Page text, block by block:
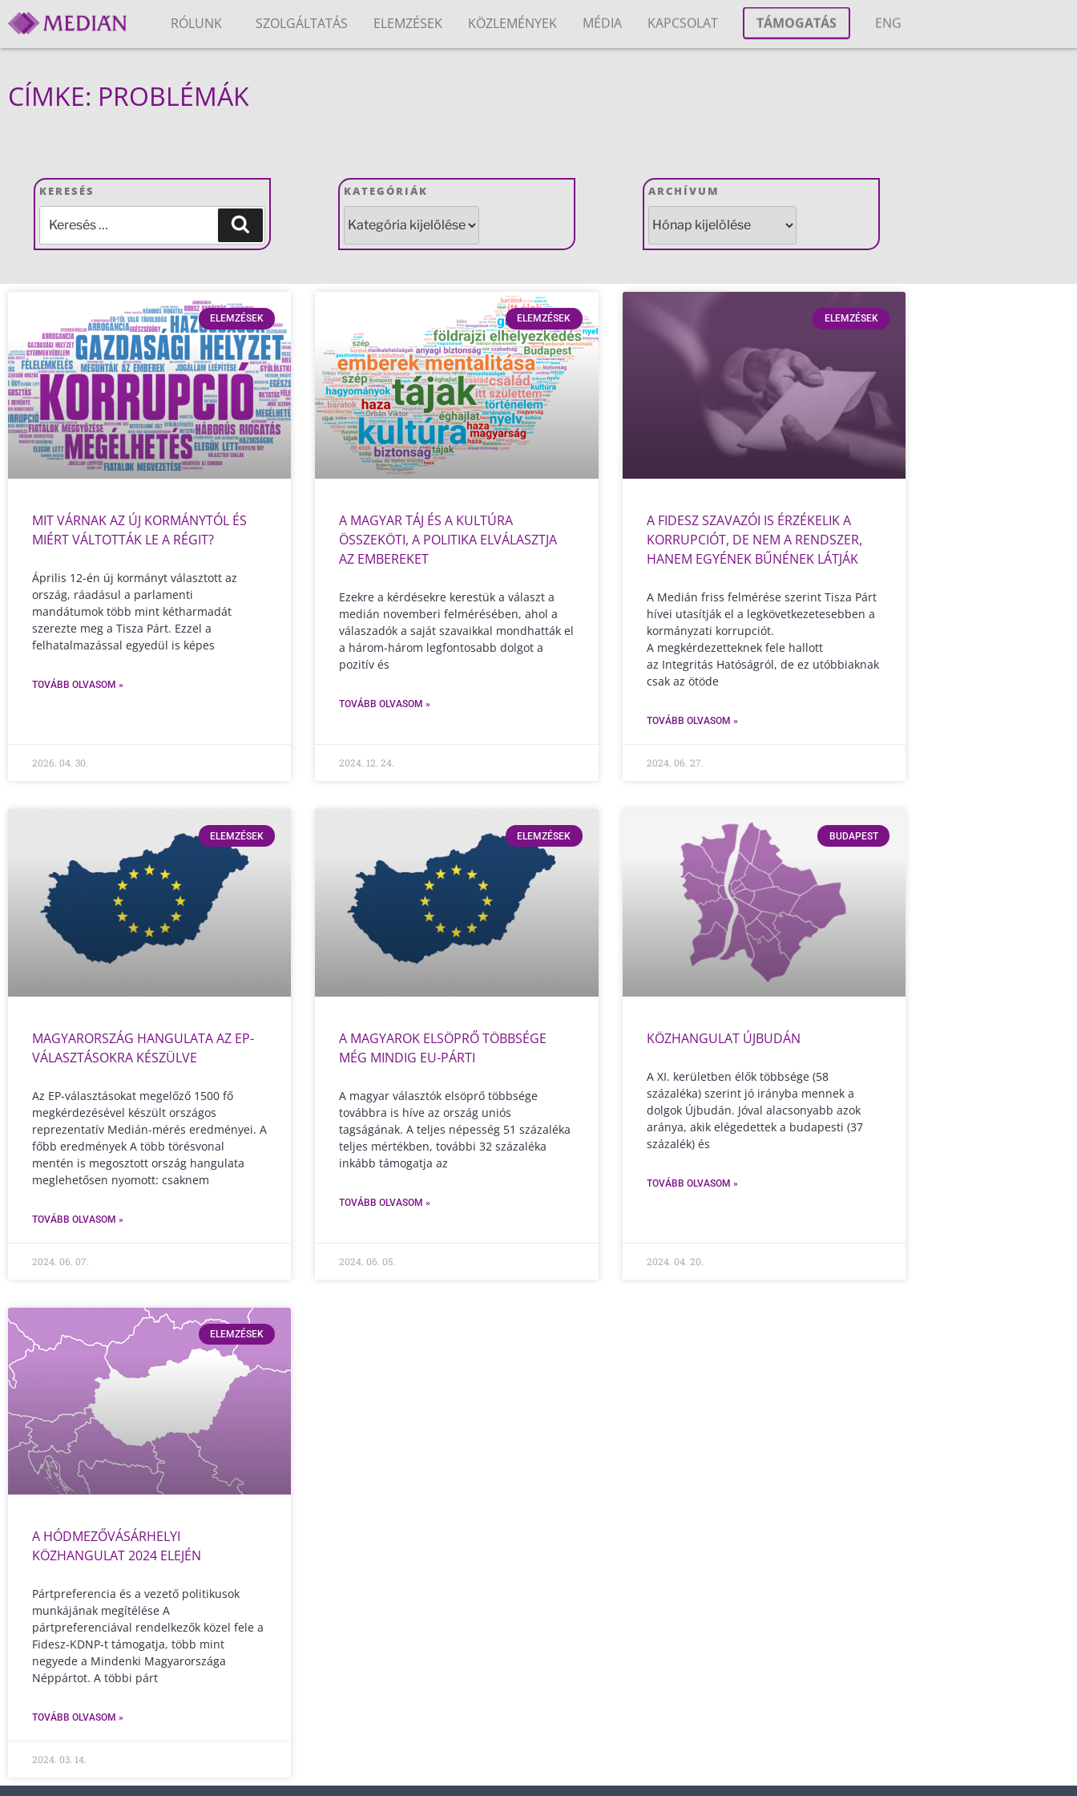
RÓLUNK SZOLGÁLTATÁS ELEMZÉSEK KÖZLEMÉNYEK MÉDIA KAPCSOLAT TÁMOGATÁS ENG
CÍMKE: PROBLÉMÁK
KERESÉS KATEGÓRIÁK ARCHÍVUM
ELEMZÉSEK
MIT VÁRNAK AZ ÚJ KORMÁNYTÓL ÉS
MIÉRT VÁLTOTTÁK LE A RÉGIT?
Április 12-én új kormányt választott az
ország, ráadásul a parlamenti
mandátumok több mint kétharmadát
szerezte meg a Tisza Párt. Ezzel a
felhatalmazással egyedül is képes
TOVÁBB OLVASOM »
2026. 04. 30.
ELEMZÉSEK
A MAGYAR TÁJ ÉS A KULTÚRA
ÖSSZEKÖTI, A POLITIKA ELVÁLASZTJA
AZ EMBEREKET
Ezekre a kérdésekre kerestük a választ a
medián novemberi felmérésében, ahol a
válaszadók a saját szavaikkal mondhatták el
a három-három legfontosabb dolgot a
pozitív és
TOVÁBB OLVASOM »
2024. 12. 24.
ELEMZÉSEK
A FIDESZ SZAVAZÓI IS ÉRZÉKELIK A
KORRUPCIÓT, DE NEM A RENDSZER,
HANEM EGYÉNEK BŰNÉNEK LÁTJÁK
A Medián friss felmérése szerint Tisza Párt
hívei utasítják el a legkövetkezetesebben a
kormányzati korrupciót.
A megkérdezetteknek fele hallott
az Integritás Hatóságról, de ez utóbbiaknak
csak az ötöde
TOVÁBB OLVASOM »
2024. 06. 27.
ELEMZÉSEK
MAGYARORSZÁG HANGULATA AZ EP-
VÁLASZTÁSOKRA KÉSZÜLVE
Az EP-választásokat megelőző 1500 fő
megkérdezésével készült országos
reprezentatív Medián-mérés eredményei. A
főbb eredmények A több törésvonal
mentén is megosztott ország hangulata
meglehetősen nyomott: csaknem
TOVÁBB OLVASOM »
2024. 06. 07.
ELEMZÉSEK
A MAGYAROK ELSÖPRŐ TÖBBSÉGE
MÉG MINDIG EU-PÁRTI
A magyar választók elsöprő többsége
továbbra is híve az ország uniós
tagságának. A teljes népesség 51 százaléka
teljes mértékben, további 32 százaléka
inkább támogatja az
TOVÁBB OLVASOM »
2024. 06. 05.
BUDAPEST
KÖZHANGULAT ÚJBUDÁN
A XI. kerületben élők többsége (58
százaléka) szerint jó irányba mennek a
dolgok Újbudán. Jóval alacsonyabb azok
aránya, akik elégedettek a budapesti (37
százalék) és
TOVÁBB OLVASOM »
2024. 04. 20.
ELEMZÉSEK
A HÓDMEZŐVÁSÁRHELYI
KÖZHANGULAT 2024 ELEJÉN
Pártpreferencia és a vezető politikusok
munkájának megítélése A
pártpreferenciával rendelkezők közel fele a
Fidesz-KDNP-t támogatja, több mint
negyede a Mindenki Magyarországa
Néppártot. A többi párt
TOVÁBB OLVASOM »
2024. 03. 14.